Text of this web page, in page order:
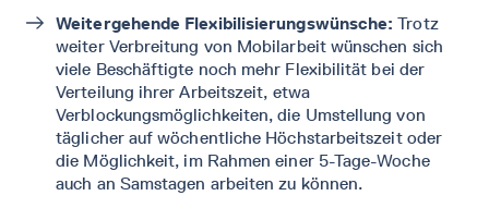
Weitergehende Flexibilisierungswünsche: Trotz
weiter Verbreitung von Mobilarbeit wünschen sich
viele Beschäftigte noch mehr Flexibilität bei der
Verteilung ihrer Arbeitszeit, etwa
Verblockungsmöglichkeiten, die Umstellung von
täglicher auf wöchentliche Höchstarbeitszeit oder
die Möglichkeit, im Rahmen einer 5-Tage-Woche
auch an Samstagen arbeiten zu können.